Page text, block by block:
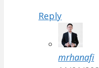
Reply
mrhanafi